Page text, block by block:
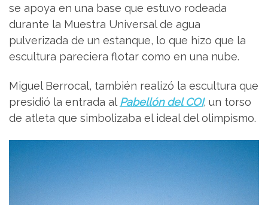
se apoya en una base que estuvo rodeada
durante la Muestra Universal de agua
pulverizada de un estanque, lo que hizo que la
escultura pareciera flotar como en una nube.
Miguel Berrocal, también realizó la escultura que
presidió la entrada al Pabellón del COI, un torso
de atleta que simbolizaba el ideal del olimpismo.